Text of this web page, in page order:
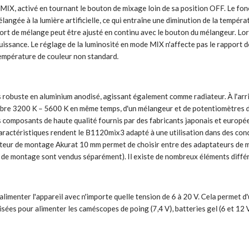
activé en tournant le bouton de mixage loin de sa position OFF. Le
à la lumière artificielle, ce qui entraîne une diminution de la
de mélange peut être ajusté en continu avec le bouton du mélangeur.
Le réglage de la luminosité en mode MIX n'affecte pas le
de couleur non standard.
en aluminium anodisé, agissant également comme radiateur. À
3200 K – 5600 K en même temps, d'un mélangeur et de
de haute qualité fournis par des fabricants japonais et
rendent le B1120mix3 adapté à une utilisation dans des
de montage Akurat 10 mm permet de choisir entre des adaptateurs
montage sont vendus séparément). Il existe de nombreux éléments
l'appareil avec n'importe quelle tension de 6 à 20 V. Cela permet
pour alimenter les caméscopes de poing (7,4 V), batteries gel (6 et